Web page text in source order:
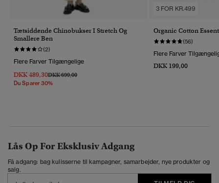
Tætsiddende Chinobukser I Stretch Og
Smallere Ben
(2)
Flere Farver Tilgængelige
DKK 489,30Pris Nedsat Fra
DKK 699,00Til
Du Sparer 30%
3 FOR KR.499
Organic Cotton
(56)
Flere Farver
DKK 199,00
Lås Op For Eksklusiv Adgang
Få adgang: bag kulisserne til kampagner, samarbejder, nye produkter og
salg.